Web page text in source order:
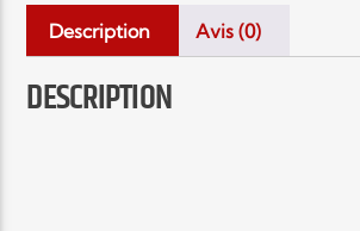
Description Avis (0)
DESCRIPTION